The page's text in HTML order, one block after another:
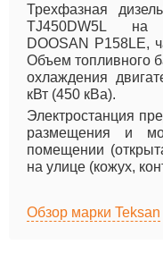
Трехфазная
TJ450DW5L на
DOOSAN P158LE,
Объем топливного
охлаждения
кВт (450 кВа).
Электростанция
размещения и
помещении
на улице (кожух,
Обзор марки Teksan